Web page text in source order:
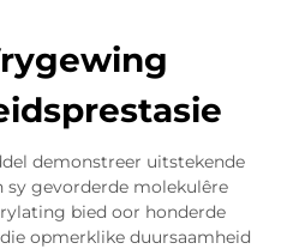
demonstreer uitstekende
sy gevorderde molekulêre
bied oor honderde
opmerklike duursaamheid